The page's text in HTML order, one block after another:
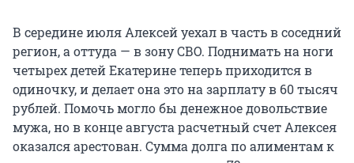
В середине июля Алексей уехал в часть в соседний
регион, а оттуда — в зону СВО. Поднимать на ноги
четырех детей Екатерине теперь приходится в
одиночку, и делает она это на зарплату в 60 тысяч
рублей. Помочь могло бы денежное довольствие
мужа, но в конце августа расчетный счет Алексея
оказался арестован. Сумма долга по алиментам к